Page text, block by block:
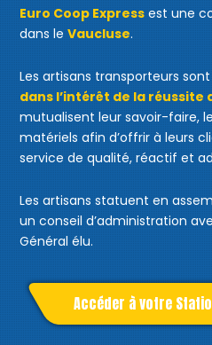
Euro Coop Express est une
dans leVaucluse.
Les artisans transporteurs sont
dans l’intérêt de la
mutualisent leur savoir-faire,
matériels afin d’offrir à leurs
service de qualité, réactif et
Les artisans statuent en
un conseil d’administration
Général élu.
Accéder à votre